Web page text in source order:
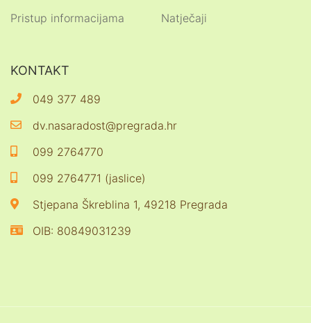
Pristup informacijama Natječaji
KONTAKT
049 377 489
dv.nasaradost@pregrada.hr
099 2764770
099 2764771 (jaslice)
Stjepana Škreblina 1, 49218 Pregrada
OIB: 80849031239